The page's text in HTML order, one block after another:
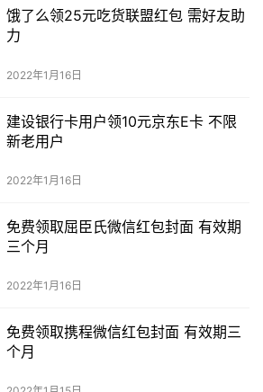
饿了么领25元吃货联盟红包 需好友助
力
2022年1月16日
建设银行卡用户领10元京东E卡 不限
新老用户
2022年1月16日
免费领取屈臣氏微信红包封面 有效期
三个月
2022年1月16日
免费领取携程微信红包封面 有效期三
个月